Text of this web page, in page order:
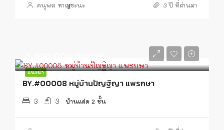
ดนุพล หาญชะนะ 3 ปี ที่ผ่านมา
แนะนำ
BY.#00008 หมู่บ้านปัญฐิญา แพรกษา
3 3 บ้านแฝด 2 ชั้น